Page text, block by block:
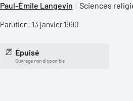
Paul-Émile Langevin Sciences
Parution: 13 janvier 1990
Épuisé
Ouvrage non disponible